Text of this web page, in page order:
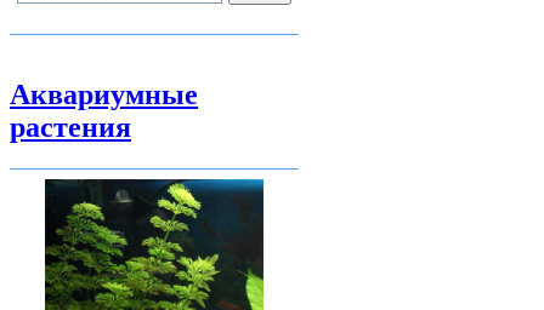
Аквариумные
растения